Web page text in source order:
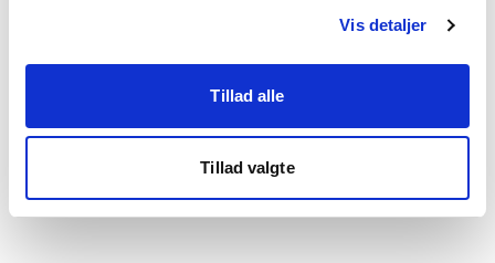
Vis detaljer
Tillad alle
Tillad valgte